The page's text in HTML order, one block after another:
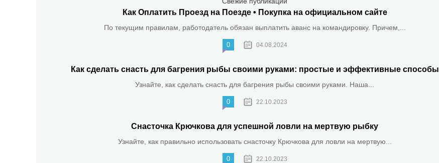
Как Оплатить Проезд на Поезде • Покупка на официальном сайте
По текущим правилам, работодатель обязан выплатить аванс на командировку. Причем,...
0 04.08.2024
Как сделать снасть для багрения рыбы своими руками: простые и эффективные способы
Узнайте, как сделать снасть для багрения рыбы своими руками. Наша...
0 22.10.2023
Снасточка Крючкова для успешной ловли на мертвую рыбку
Узнайте, как правильно использовать снасточку Крючкова для ловли на мертвую...
0 22.10.2023